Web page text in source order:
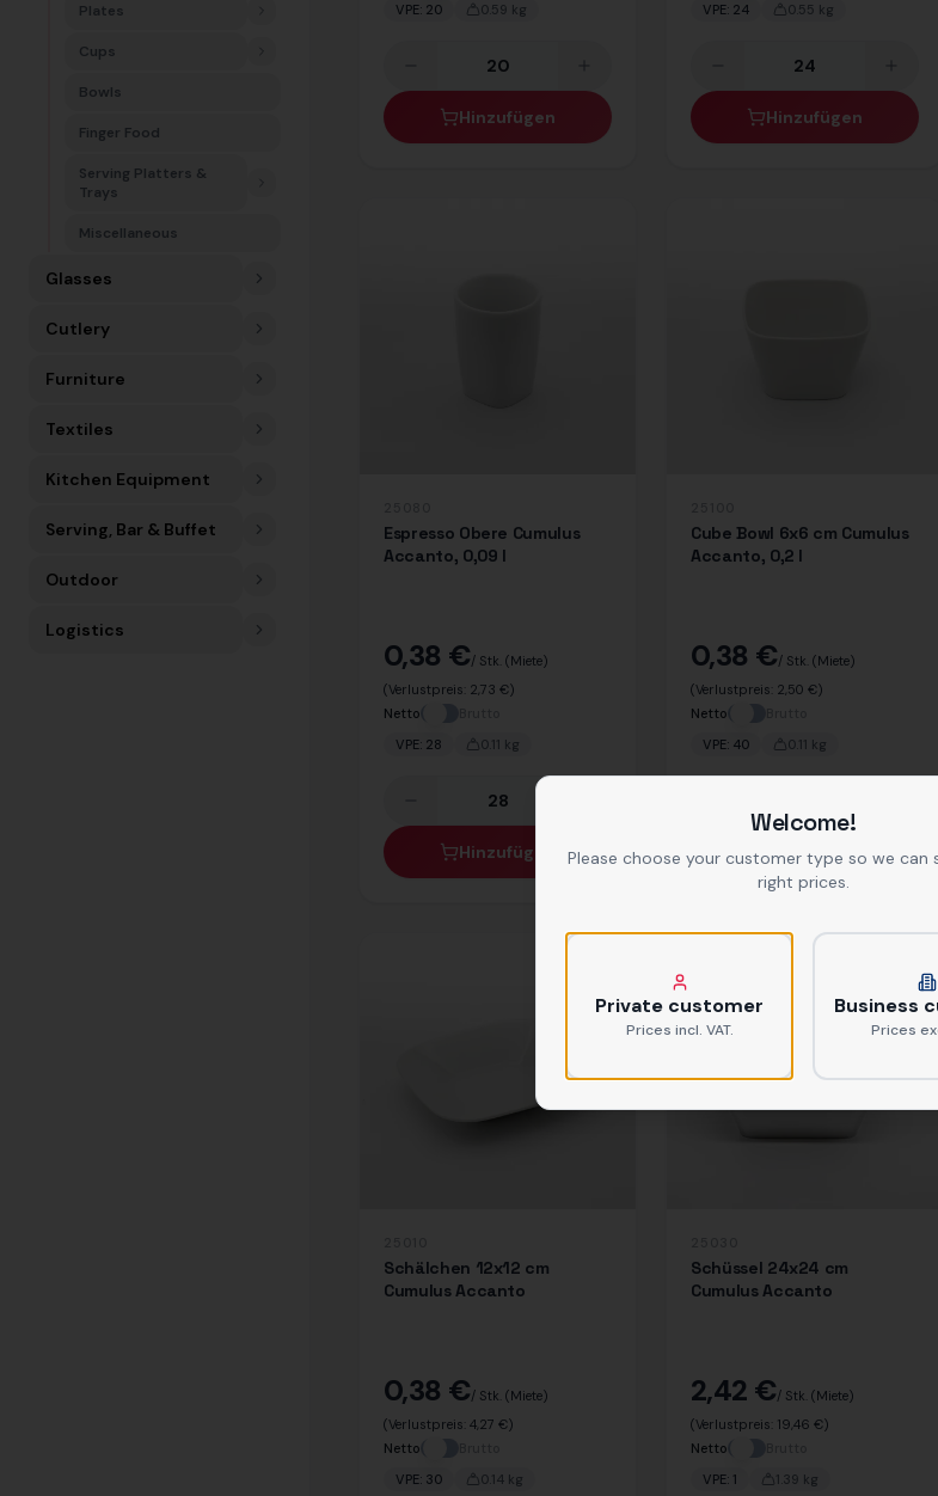
Plates
Cups
Bowls
Finger Food
Serving Platters &
Trays
Miscellaneous
Glasses
Cutlery
Furniture
Textiles
Kitchen Equipment
Serving, Bar & Buffet
Outdoor
Logistics
VPE: 20 0.59 kg
Hinzufügen
VPE: 24 0.55 kg
Hinzufügen
Espresso Obere Cumulus
Accanto, 0,09 l
0,38 €/ Stk.(Miete)
(Verlustpreis: 2,73 €)
Netto
VPE: 28 0.11 kg
Hinzufügen
Cube Bowl 6x6 cm Cumulus
Accanto, 0,2 l
0,38 €/ Stk.(Miete)
(Verlustpreis: 2,50 €)
Netto
VPE: 40 0.11 kg
Hinzufügen
Schälchen 12x12 cm
Cumulus Accanto
0,38 €/ Stk.(Miete)
(Verlustpreis: 4,27 €)
Netto
VPE: 30 0.14 kg
Schüssel 24x24 cm
Cumulus Accanto
2,42 €/ Stk.(Miete)
(Verlustpreis: 19,46 €)
Netto
VPE: 1 1.39 kg
Welcome!
Please choose your customer type so we can
right prices.
Private customer
Prices incl. VAT.
Business
Prices